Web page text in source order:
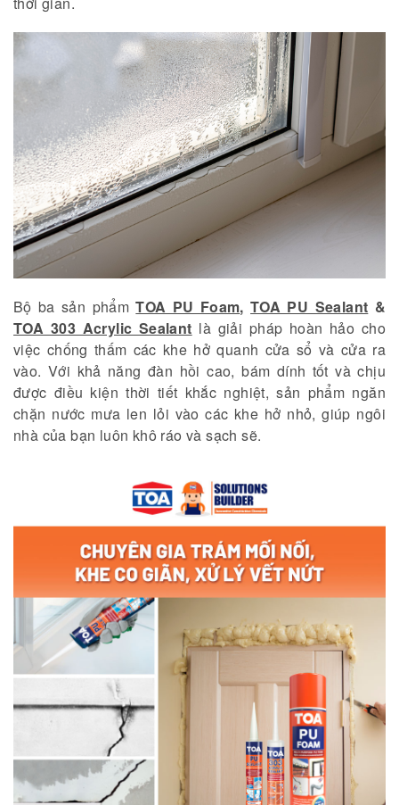
Bộ ba sản phẩmTOA PU Foam,TOA PU Sealant &
TOA 303 Acrylic Sealant là giải pháp hoàn hảo cho
việc chống thấm các khe hở quanh cửa sổ và cửa ra
vào. Với khả năng đàn hồi cao, bám dính tốt và chịu
được điều kiện thời tiết khắc nghiệt, sản phẩm ngăn
chặn nước mưa len lỏi vào các khe hở nhỏ, giúp ngôi
nhà của bạn luôn khô ráo và sạch sẽ.